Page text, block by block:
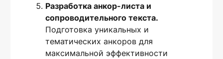
Разработка анкор-листа и
сопроводительного текста.
Подготовка уникальных и
тематических анкоров для
максимальной эффективности